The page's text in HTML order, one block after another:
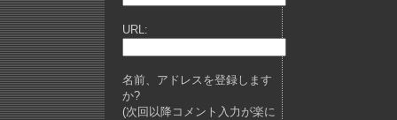
URL:
名前、アドレスを登録します
か?
(次回以降コメント入力が楽に